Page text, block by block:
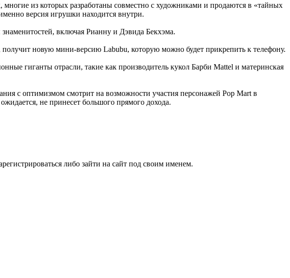
из которых разработаны совместно с художниками и продаются в «тайных
версия игрушки находится внутри.
включая Рианну и Дэвида Бекхэма.
новую мини-версию Labubu, которую можно будет прикрепить к телефону.
гиганты отрасли, такие как производитель кукол Барби Mattel и материнская
с оптимизмом смотрит на возможности участия персонажей Pop Mart в
не принесет большого прямого дохода.
либо зайти на сайт под своим именем.